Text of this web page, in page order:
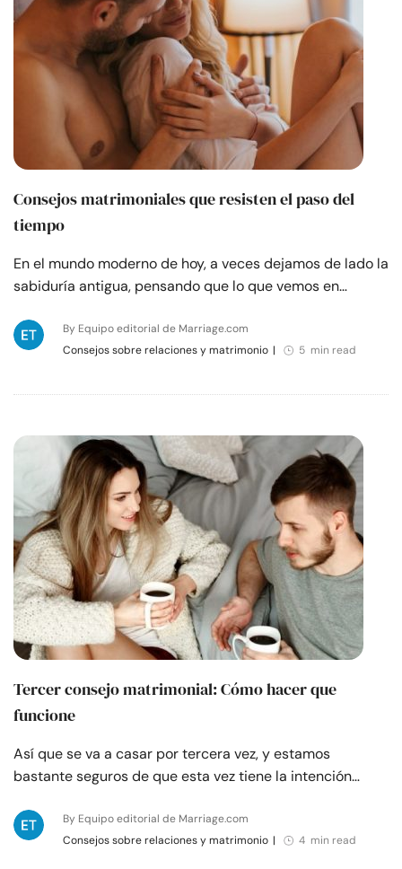
Consejos matrimoniales que resisten el paso del
tiempo
En el mundo moderno de hoy, a veces dejamos de lado la
sabiduría antigua, pensando que lo que vemos en…
By Equipo editorial de Marriage.com
Consejos sobre relaciones y matrimonio | 5 min read
Tercer consejo matrimonial: Cómo hacer que
funcione
Así que se va a casar por tercera vez, y estamos
bastante seguros de que esta vez tiene la intención…
By Equipo editorial de Marriage.com
Consejos sobre relaciones y matrimonio | 4 min read